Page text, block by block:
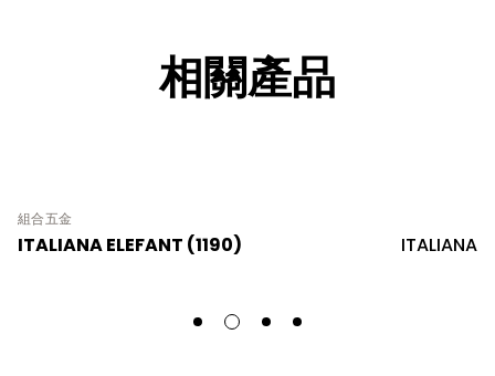
相關產品
組合五金
ITALIANA ELEFANT (1190) ITALIANA